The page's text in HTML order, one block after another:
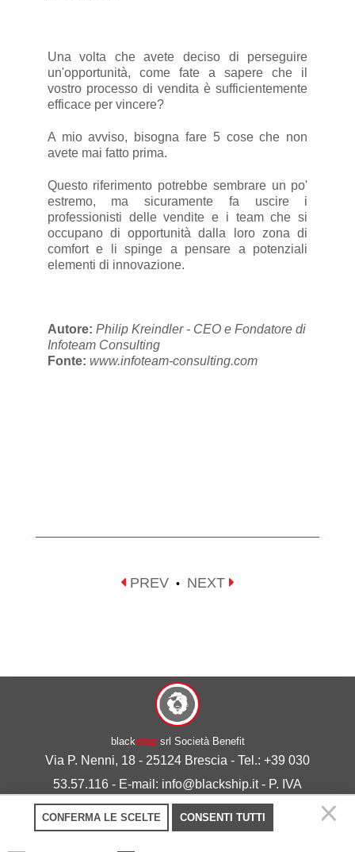
Una volta che avete deciso di perseguire
un'opportunità, come fate a sapere che il
vostro processo di vendita è sufficientemente
efficace per vincere?
A mio avviso, bisogna fare 5 cose che non
avete mai fatto prima.
Questo riferimento potrebbe sembrare un po'
estremo, ma sicuramente fa uscire i
professionisti delle vendite e i team che si
occupano di opportunità dalla loro zona di
comfort e li spinge a pensare a potenziali
elementi di innovazione.
Autore: Philip Kreindler - CEO e Fondatore di
Infoteam Consulting
Fonte: www.infoteam-consulting.com
PREV • NEXT
blackshipsrl Società Benefit
Via P. Nenni, 18 - 25124 Brescia - Tel.: +39 030
53.57.116 - E-mail: info@blackship.it - P. IVA
03492980986
Privacy policy-Cookie policy
CONFERMA LE SCELTE CONSENTI TUTTI